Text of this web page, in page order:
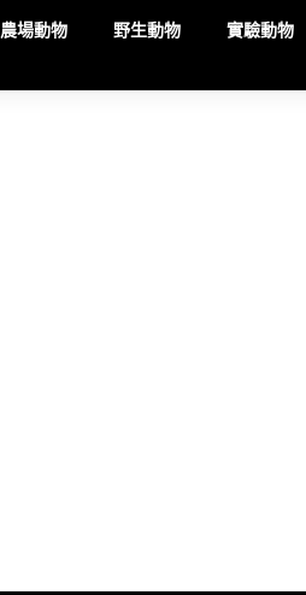
農場動物 野生動物 實驗動物